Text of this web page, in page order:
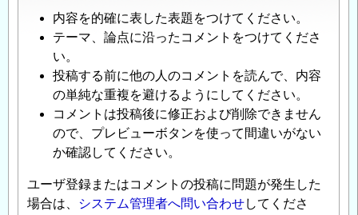
内容を的確に表した表題をつけてください。
テーマ、論点に沿ったコメントをつけてくださ
い。
投稿する前に他の人のコメントを読んで、内容
の単純な重複を避けるようにしてください。
コメントは投稿後に修正および削除できません
ので、プレビューボタンを使って間違いがない
か確認してください。
ユーザ登録またはコメントの投稿に問題が発生した
場合は、
システム管理者へ問い合わせしてくださ